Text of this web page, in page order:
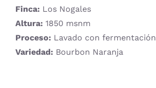
Finca: Los Nogales
Altura: 1850 msnm
Proceso: Lavado con fermentación
Variedad: Bourbon Naranja